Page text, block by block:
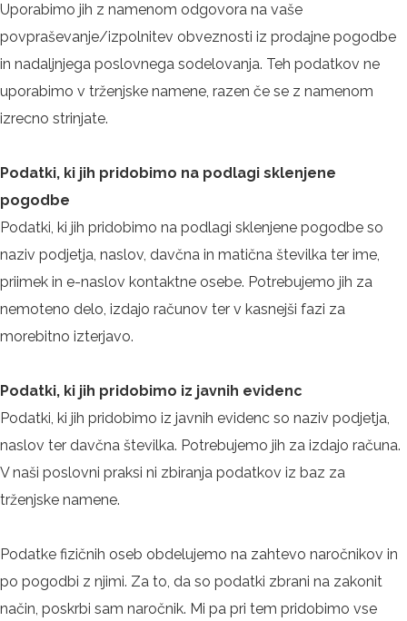
Uporabimo jih z namenom odgovora na vaše
povpraševanje/izpolnitev obveznosti iz prodajne pogodbe
in nadaljnjega poslovnega sodelovanja. Teh podatkov ne
uporabimo v trženjske namene, razen če se z namenom
izrecno strinjate.
Podatki, ki jih pridobimo na podlagi sklenjene
pogodbe
Podatki, ki jih pridobimo na podlagi sklenjene pogodbe so
naziv podjetja, naslov, davčna in matična številka ter ime,
priimek in e-naslov kontaktne osebe. Potrebujemo jih za
nemoteno delo, izdajo računov ter v kasnejši fazi za
morebitno izterjavo.
Podatki, ki jih pridobimo iz javnih evidenc
Podatki, ki jih pridobimo iz javnih evidenc so naziv podjetja,
naslov ter davčna številka. Potrebujemo jih za izdajo računa.
V naši poslovni praksi ni zbiranja podatkov iz baz za
trženjske namene.
Podatke fizičnih oseb obdelujemo na zahtevo naročnikov in
po pogodbi z njimi. Za to, da so podatki zbrani na zakonit
način, poskrbi sam naročnik. Mi pa pri tem pridobimo vse